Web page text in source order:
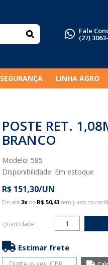
Fale
(27)
SEGURANÇA LINHA AGRO
POSTE RET.
BRANCO
Modelo: 585
Disponibilidade: Em estoque
R$ 151,30/UN
Em até 3x de R$ 50,43 sem juros no
Quantidade
Estimar frete